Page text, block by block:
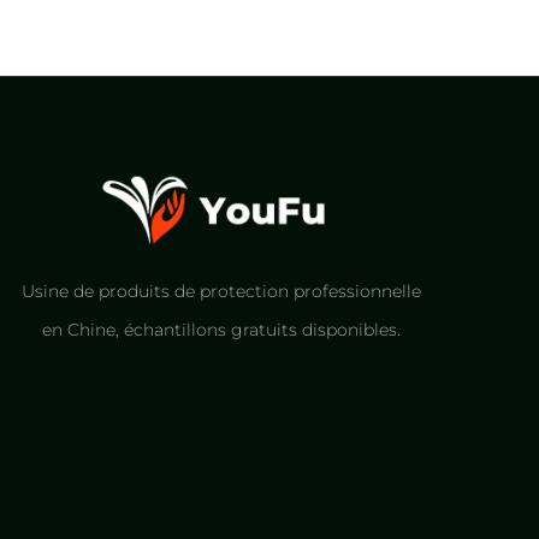
Usine de produits de protection professionnelle
en Chine, échantillons gratuits disponibles.